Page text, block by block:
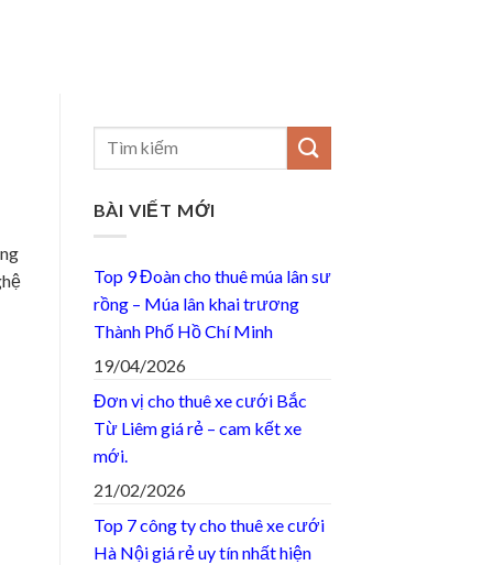
BÀI VIẾT MỚI
Top 9 Đoàn cho thuê múa lân sư
rồng – Múa lân khai trương
Thành Phố Hồ Chí Minh
19/04/2026
Đơn vị cho thuê xe cưới Bắc
Từ Liêm giá rẻ – cam kết xe
mới.
21/02/2026
Top 7 công ty cho thuê xe cưới
Hà Nội giá rẻ uy tín nhất hiện